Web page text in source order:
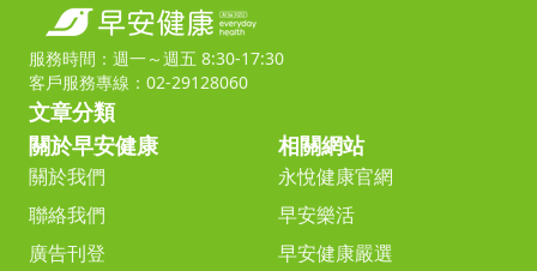
服務時間：週一～週五 8:30-17:30
客戶服務專線：02-29128060
文章分類
關於早安健康
關於我們
聯絡我們
廣告刊登
相關網站
永悅健康官網
早安樂活
早安健康嚴選